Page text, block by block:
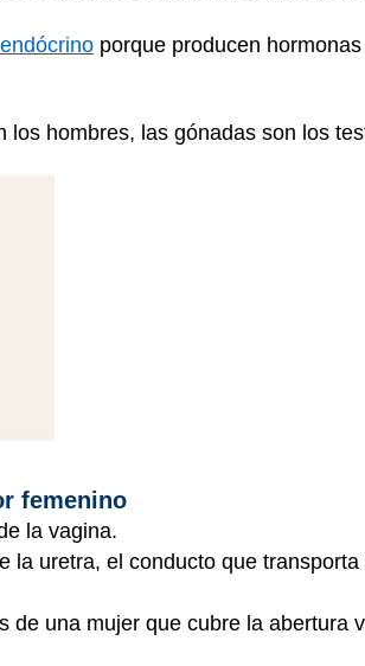
porque producen
hombres, las gónadas son los
femenino
la vagina.
la uretra, el conducto que
de una mujer que cubre la abertura